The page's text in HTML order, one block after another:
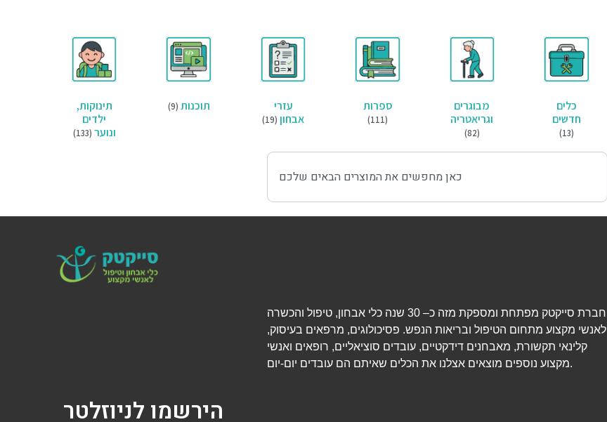
תינוקות,
ילדים
ונוער (133)
תוכנות (9)
עזרי
אבחון (19)
ספרות
(111)
מבוגרים
וגריאטריה
(82)
כלים
חדשים
(13)
חברת סייקטק מפתחת ומספקת מזה כ– 30 שנה כלי אבחון, טיפול והכשרה
לאנשי מקצוע מתחום הטיפול ובריאות הנפש. פסיכולוגים, מרפאים בעיסוק,
קלינאי תקשורת, מאבחנים דידקטיים, עובדים סוציאליים, רופאים ואנשי
מקצוע נוספים מוצאים אצלנו את הכלים שאיתם הם עובדים יום-יום.
הירשמו לניוזלטר